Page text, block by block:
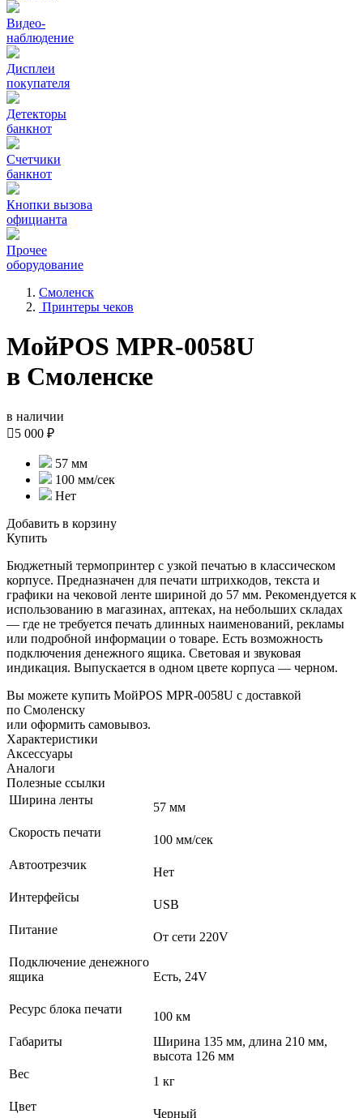
Видео‑
наблюдение
Дисплеи
покупателя
Детекторы
банкнот
Счетчики
банкнот
Кнопки вызова
официанта
Прочее
оборудование
Смоленск
Принтеры чеков
МойPOS MPR-0058U
в Смоленске
в наличии
5 000 ₽
57 мм
100 мм/сек
Нет
Добавить в корзину
Купить
Бюджетный термопринтер с узкой печатью в классическом
корпусе. Предназначен для печати штрихкодов, текста и
графики на чековой ленте шириной до 57 мм. Рекомендуется к
использованию в магазинах, аптеках, на небольших складах
— где не требуется печать длинных наименований, рекламы
или подробной информации о товаре. Есть возможность
подключения денежного ящика. Световая и звуковая
индикация. Выпускается в одном цвете корпуса — черном.
Вы можете купить МойPOS MPR-0058U с доставкой
по Смоленску
или оформить самовывоз.
Характеристики
Аксессуары
Аналоги
Полезные ссылки
Ширина ленты
57 мм
Скорость печати
100 мм/сек
Автоотрезчик
Нет
Интерфейсы
USB
Питание
От сети 220V
Подключение денежного
ящика
Есть, 24V
Ресурс блока печати
100 км
Габариты
Ширина 135 мм, длина 210 мм,
высота 126 мм
Вес
1 кг
Цвет
Черный